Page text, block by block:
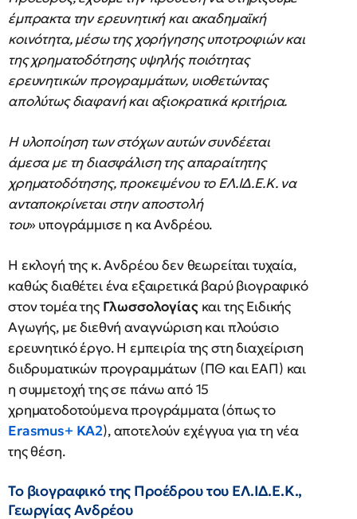
έμπρακτα την ερευνητική και ακαδημαϊκή
κοινότητα, μέσω της χορήγησης υποτροφιών και
της χρηματοδότησης υψηλής ποιότητας
ερευνητικών προγραμμάτων, υιοθετώντας
απολύτως διαφανή και αξιοκρατικά κριτήρια.
Η υλοποίηση των στόχων αυτών συνδέεται
άμεσα με τη διασφάλιση της απαραίτητης
χρηματοδότησης, προκειμένου το ΕΛ.ΙΔ.Ε.Κ. να
ανταποκρίνεται στην αποστολή
του» υπογράμμισε η κα Ανδρέου.
Η εκλογή της κ. Ανδρέου δεν θεωρείται τυχαία,
καθώς διαθέτει ένα εξαιρετικά βαρύ βιογραφικό
στον τομέα της Γλωσσολογίας και της Ειδικής
Αγωγής, με διεθνή αναγνώριση και πλούσιο
ερευνητικό έργο. Η εμπειρία της στη διαχείριση
διιδρυματικών προγραμμάτων (ΠΘ και ΕΑΠ) και
η συμμετοχή της σε πάνω από 15
χρηματοδοτούμενα προγράμματα (όπως το
Erasmus+ KA2), αποτελούν εχέγγυα για τη νέα
της θέση.
Το βιογραφικό της Προέδρου του ΕΛ.ΙΔ.Ε.Κ.,
Γεωργίας Ανδρέου